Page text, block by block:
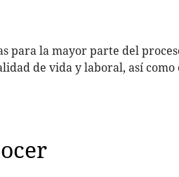
para la mayor parte del
de vida y laboral, así como